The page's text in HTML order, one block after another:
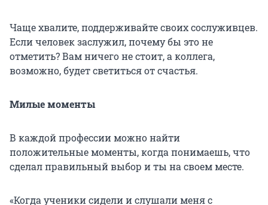
Чаще хвалите, поддерживайте своих сослуживцев.
Если человек заслужил, почему бы это не
отметить? Вам ничего не стоит, а коллега,
возможно, будет светиться от счастья.
Милые моменты
В каждой профессии можно найти
положительные моменты, когда понимаешь, что
сделал правильный выбор и ты на своем месте.
«Когда ученики сидели и слушали меня с